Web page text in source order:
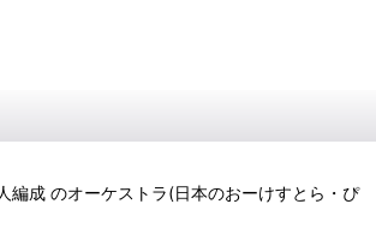
成 のオーケストラ(日本のおーけすとら・ぴ